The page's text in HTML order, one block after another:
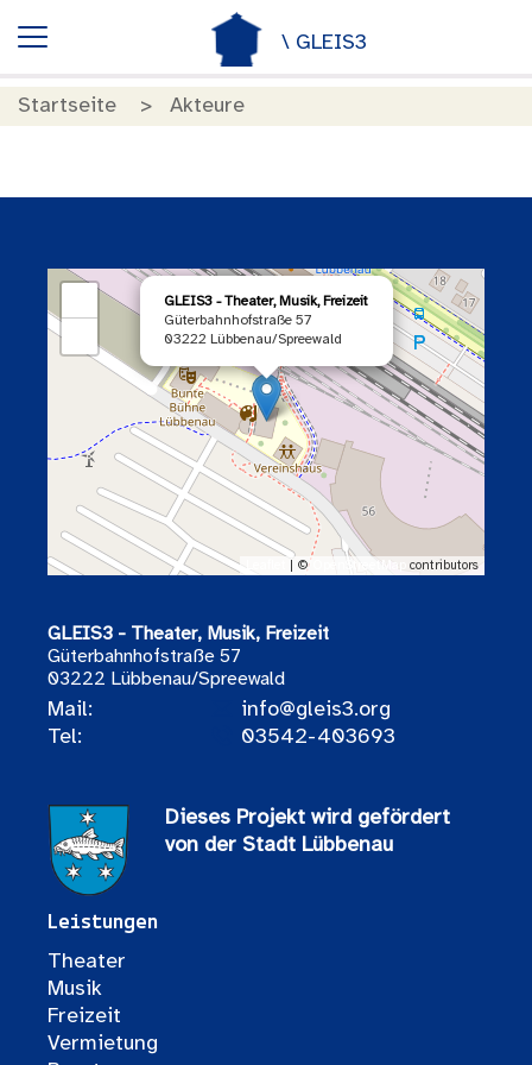
\ GLEIS3
Startseite Akteure
GLEIS3 - Theater, Musik, Freizeit
Güterbahnhofstraße 57
03222 Lübbenau/Spreewald
| © contributors
GLEIS3 - Theater, Musik, Freizeit
Güterbahnhofstraße 57
03222 Lübbenau/Spreewald
Mail:
info@gleis3.org
Tel:
03542-403693
Dieses Projekt wird gefördert
von der Stadt Lübbenau
Leistungen
Theater
Musik
Freizeit
Vermietung